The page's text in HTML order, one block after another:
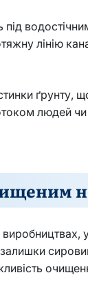
лінію
людей